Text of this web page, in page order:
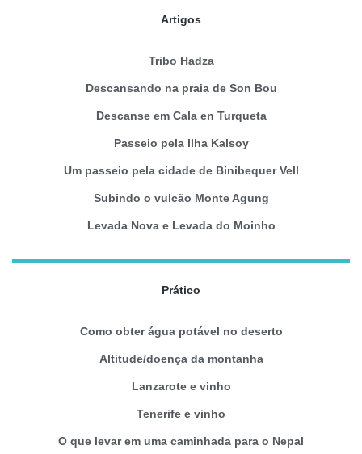
Artigos
Tribo Hadza
Descansando na praia de Son Bou
Descanse em Cala en Turqueta
Passeio pela Ilha Kalsoy
Um passeio pela cidade de Binibequer Vell
Subindo o vulcão Monte Agung
Levada Nova e Levada do Moinho
Prático
Como obter água potável no deserto
Altitude/doença da montanha
Lanzarote e vinho
Tenerife e vinho
O que levar em uma caminhada para o Nepal